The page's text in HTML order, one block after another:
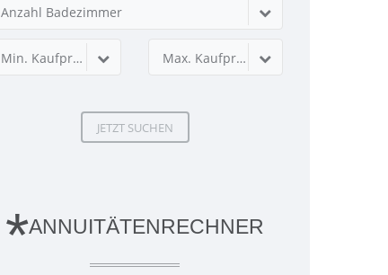
Anzahl Badezimmer
Min. Kaufpreis Max. Kaufpreis
JETZT SUCHEN
*ANNUITÄTENRECHNER